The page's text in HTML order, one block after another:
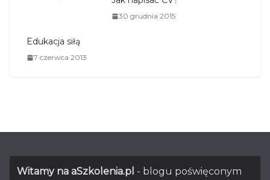
30 grudnia 2015
Edukacja siłą
7 czerwca 2013
Witamy na aSzkolenia.pl - blogu poświęconym